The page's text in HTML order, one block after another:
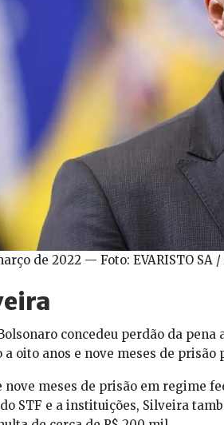
de 2022 — Foto: EVARISTO SA /
concedeu perdão da
a oito anos e nove meses de
nove meses de prisão em regime
STF e a instituições, Silveira